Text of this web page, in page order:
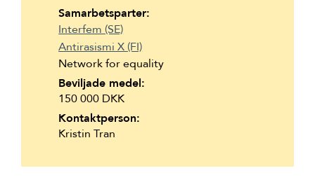
Suomi
Íslenska
Samarbetsparter:
Interfem (SE)
Antirasismi X (FI)
Network for equality
Beviljade medel:
150 000 DKK
Kontaktperson:
Kristin Tran